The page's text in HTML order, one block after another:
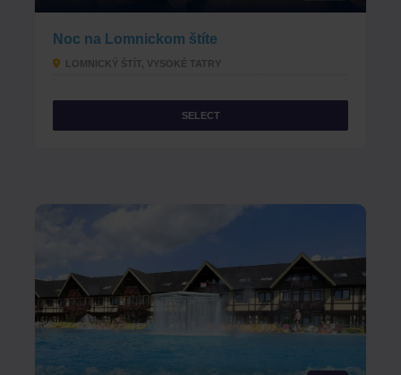
Noc na Lomnickom štíte
LOMNICKÝ ŠTÍT, VYSOKÉ TATRY
SELECT